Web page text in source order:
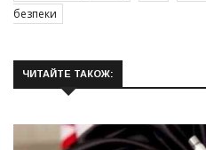
безпеки
ЧИТАЙТЕ ТАКОЖ: